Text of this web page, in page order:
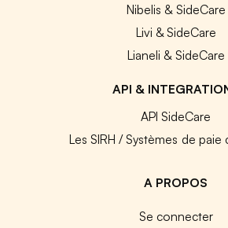
Nibelis & SideCare
Livi & SideCare
Lianeli & SideCare
API &
API SideCare
Les SIRH / Systèmes de
A PROPOS
Se connecter